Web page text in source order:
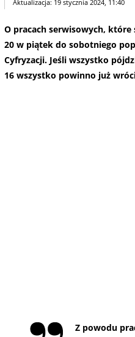
Aktualizacja: 19 stycznia 2024, 11:40
O pracach serwisowych,
20 w piątek do sobotniego
Cyfryzacji. Jeśli wszystko
16 wszystko powinno już
Z powodu